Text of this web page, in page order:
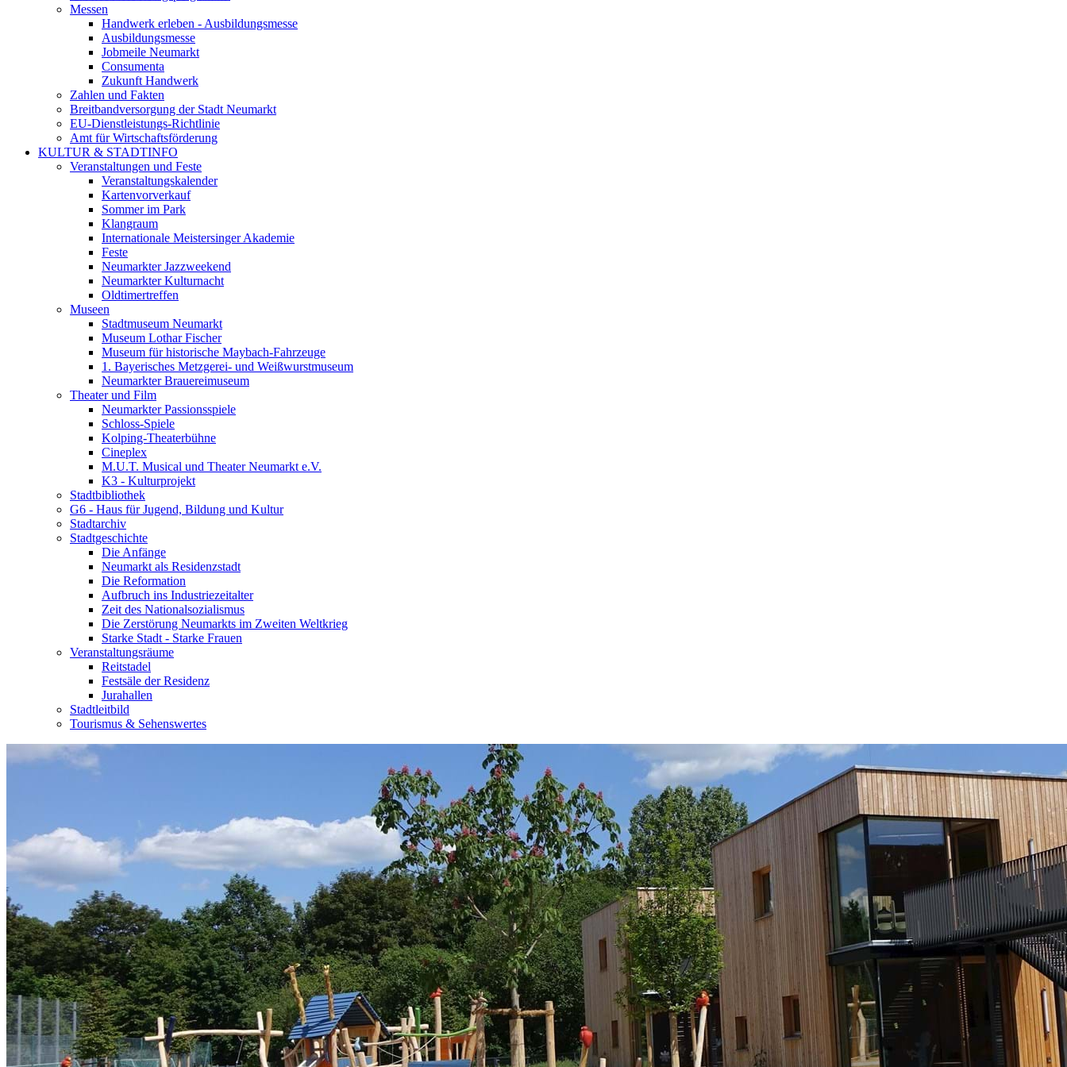
Messen
Handwerk erleben - Ausbildungsmesse
Ausbildungsmesse
Jobmeile Neumarkt
Consumenta
Zukunft Handwerk
Zahlen und Fakten
Breitbandversorgung der Stadt Neumarkt
EU-Dienstleistungs-Richtlinie
Amt für Wirtschaftsförderung
KULTUR & STADTINFO
Veranstaltungen und Feste
Veranstaltungskalender
Kartenvorverkauf
Sommer im Park
Klangraum
Internationale Meistersinger Akademie
Feste
Neumarkter Jazzweekend
Neumarkter Kulturnacht
Oldtimertreffen
Museen
Stadtmuseum Neumarkt
Museum Lothar Fischer
Museum für historische Maybach-Fahrzeuge
1. Bayerisches Metzgerei- und Weißwurstmuseum
Neumarkter Brauereimuseum
Theater und Film
Neumarkter Passionsspiele
Schloss-Spiele
Kolping-Theaterbühne
Cineplex
M.U.T. Musical und Theater Neumarkt e.V.
K3 - Kulturprojekt
Stadtbibliothek
G6 - Haus für Jugend, Bildung und Kultur
Stadtarchiv
Stadtgeschichte
Die Anfänge
Neumarkt als Residenzstadt
Die Reformation
Aufbruch ins Industriezeitalter
Zeit des Nationalsozialismus
Die Zerstörung Neumarkts im Zweiten Weltkrieg
Starke Stadt - Starke Frauen
Veranstaltungsräume
Reitstadel
Festsäle der Residenz
Jurahallen
Stadtleitbild
Tourismus & Sehenswertes